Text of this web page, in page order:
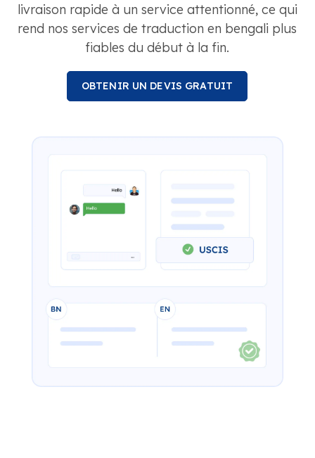
livraison rapide à un service attentionné, ce qui
rend nos services de traduction en bengali plus
fiables du début à la fin.
OBTENIR UN DEVIS GRATUIT